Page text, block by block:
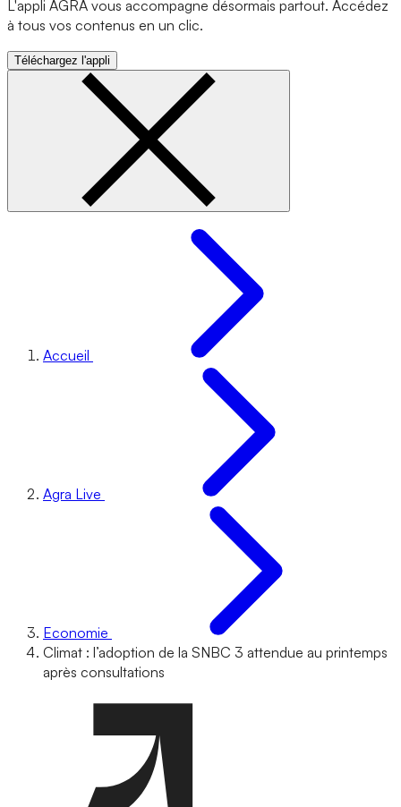
L'appli AGRA vous accompagne désormais partout. Accédez
à tous vos contenus en un clic.
Téléchargez l'appli
Accueil
Agra Live
Economie
Climat : l’adoption de la SNBC 3 attendue au printemps
après consultations